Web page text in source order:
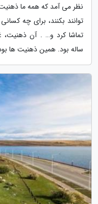
نظر می آمد که همه ما
توانند بکنند، برای چه
تماشا کرد و… . آن ذهنیت،
ساله بود. همین ذهنیت ها